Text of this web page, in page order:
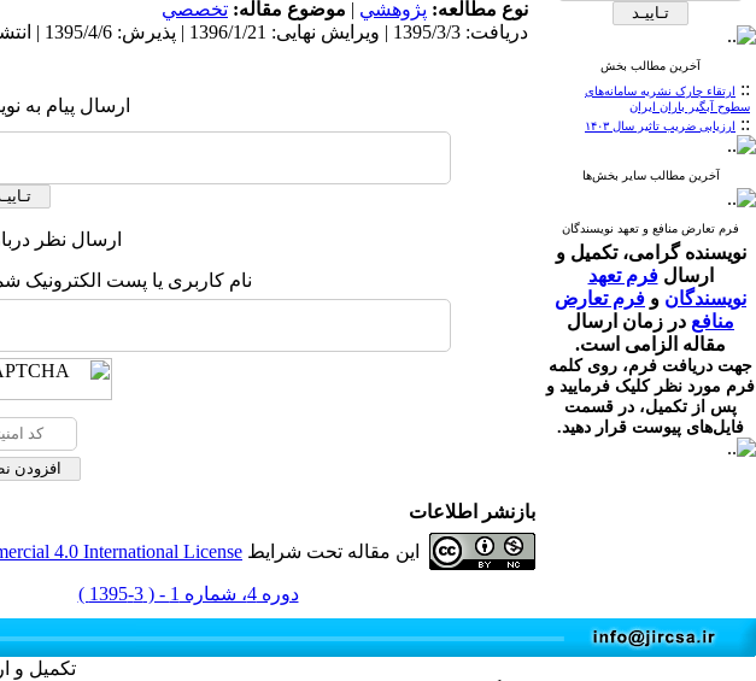
آخرین مطالب بخش
:: ارتقاء چارک نشریه سامانه‌های
سطوح آبگیر باران ایران
:: ارزیابی ضریب تاثیر سال ۱۴۰۳
آخرین مطالب سایر بخش‌ها
فرم تعارض منافع و تعهد نویسندگان
نویسنده گرامی، تکمیل و
ارسالفرم تعهد
نویسندگان و فرم تعارض
منافع در زمان ارسال
مقاله الزامی است.
جهت دریافت فرم، روی کلمه
فرم مورد نظر کلیک فرمایید و
پس از تکمیل، در قسمت
فایل‌های پیوست قرار دهید.
نوع مطالعه: پژوهشي | موضوع مقاله: تخصصي
دریافت: 1395/3/3 | ویرایش نهایی: 1396/1/21 | پذیرش: 1395/4/6 | انتشار الکترونیک: 1395/9/3
ارسال پیام به
ارسال نظر
نام کاربری یا پست الکترونیک
بازنشر اطلاعات
این مقاله تحت شرایط 4.0 International License
دوره 4، شماره 1 - ( 3-1395 )
تکمیل و